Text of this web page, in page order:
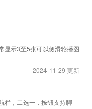
显示3至5张可以侧滑轮播图
2024-11-29 更新
栏，二选一，按钮支持脚